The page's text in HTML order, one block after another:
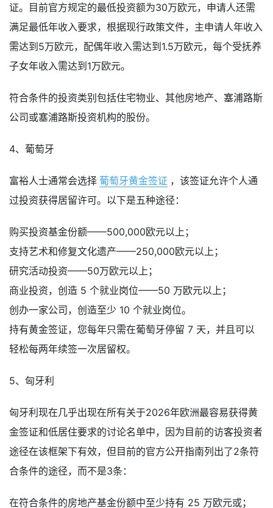
证。目前官方规定的最低投资额为30万欧元，申请人还需
满足最低年收入要求，根据现行政策文件，主申请人年收入
需达到5万欧元，配偶年收入需达到1.5万欧元，每个受抚养
子女年收入需达到1万欧元。
符合条件的投资类别包括住宅物业、其他房地产、塞浦路斯
公司或塞浦路斯投资机构的股份。
4、葡萄牙
富裕人士通常会选择 葡萄牙黄金签证 ，该签证允许个人通
过投资获得居留许可。以下是五种途径：
购买投资基金份额——500,000欧元以上；
支持艺术和修复文化遗产——250,000欧元以上；
研究活动投资——50万欧元以上；
商业投资，创造 5 个就业岗位——50 万欧元以上；
创办一家公司，创造至少 10 个就业岗位。
持有黄金签证，您每年只需在葡萄牙停留 7 天，并且可以
轻松每两年续签一次居留权。
5、匈牙利
匈牙利现在几乎出现在所有关于2026年欧洲最容易获得黄
金签证和低居住要求的讨论名单中，因为目前的访客投资者
途径在该框架下有效，但目前的官方公开指南列出了2条符
合条件的途径，而不是3条：
在符合条件的房地产基金份额中至少持有 25 万欧元或；